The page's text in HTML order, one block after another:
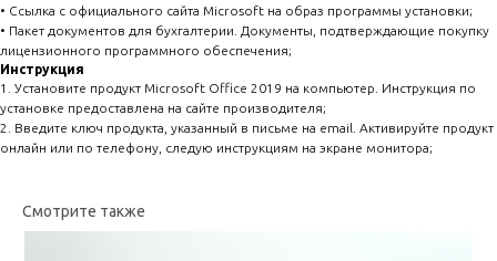
• Ссылка с официального сайта Microsoft на образ программы установки;
• Пакет документов для бухгалтерии. Документы, подтверждающие покупку
лицензионного программного обеспечения;
Инструкция
1. Установите продукт Microsoft Office 2019 на компьютер. Инструкция по
установке предоставлена на сайте производителя;
2. Введите ключ продукта, указанный в письме на email. Активируйте продукт
онлайн или по телефону, следую инструкциям на экране монитора;
Смотрите также